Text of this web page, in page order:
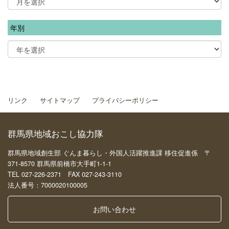
年別
リンク サイトマップ プライバシーポリシー
群馬県地域おこし協力隊
群馬県地域創生部 ぐんま暮らし・外国人活躍推進課 移住促進係 〒
371-8570 群馬県前橋市大手町1-1-1
TEL 027-226-2371 FAX 027-243-3110
法人番号：7000020100005
お問い合わせ